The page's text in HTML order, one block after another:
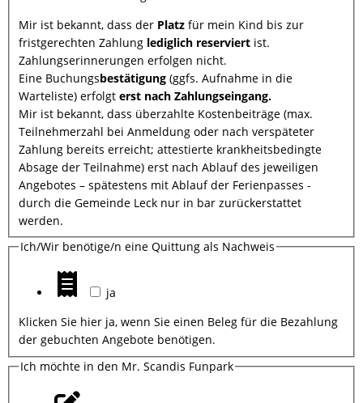
Mir ist bekannt, dass der Platzfür mein Kind bis zur
fristgerechten Zahlung lediglich reserviert ist.
Zahlungserinnerungen erfolgen nicht.
Eine Buchungsbestätigung(ggfs. Aufnahme in die
Warteliste) erfolgt erst nach Zahlungseingang.
Mir ist bekannt, dass überzahlte Kostenbeiträge (max.
Teilnehmerzahl bei Anmeldung oder nach verspäteter
Zahlung bereits erreicht; attestierte krankheitsbedingte
Absage der Teilnahme) erst nach Ablauf des jeweiligen
Angebotes – spätestens mit Ablauf der Ferienpasses -
durch die Gemeinde Leck nur in bar zurückerstattet
werden.
Ich/Wir benötige/n eine Quittung als Nachweis
ja
Klicken Sie hier ja, wenn Sie einen Beleg für die Bezahlung
der gebuchten Angebote benötigen.
Ich möchte in den Mr. Scandis Funpark